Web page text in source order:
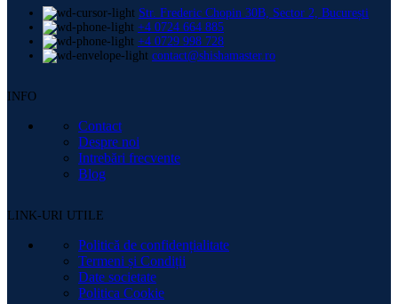
Str. Frederic Chopin 30B, Sector 2, București
+4 0724 664 885
+4 0729 998 728
contact@shishamaster.ro
INFO
Contact
Despre noi
Intrebări frecvente
Blog
LINK-URI UTILE
Politică de confidențialitate
Termeni și Condiții
Date societate
Politica Cookie